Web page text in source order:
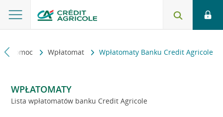
i pomoc Wpłatomat Wpłatomaty Banku Credit Agricole
WPŁATOMATY
Lista wpłatomatów banku Credit Agricole